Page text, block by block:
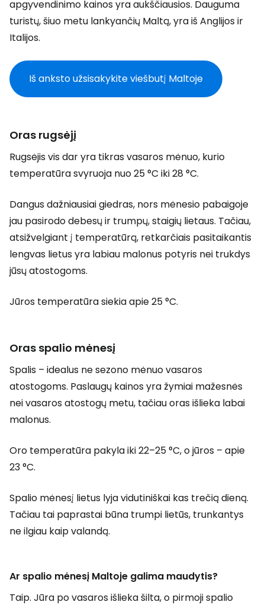
apgyvendinimo kainos yra aukščiausios. Dauguma
turistų, šiuo metu lankyančių Maltą, yra iš Anglijos ir
Italijos.
Iš anksto užsisakykite viešbutį Maltoje
Oras rugsėjį
Rugsėjis vis dar yra tikras vasaros mėnuo, kurio
temperatūra svyruoja nuo 25 °C iki 28 °C.
Dangus dažniausiai giedras, nors mėnesio pabaigoje
jau pasirodo debesų ir trumpų, staigių lietaus. Tačiau,
atsižvelgiant į temperatūrą, retkarčiais pasitaikantis
lengvas lietus yra labiau malonus potyris nei trukdys
jūsų atostogoms.
Jūros temperatūra siekia apie 25 °C.
Oras spalio mėnesį
Spalis – idealus ne sezono mėnuo vasaros
atostogoms. Paslaugų kainos yra žymiai mažesnės
nei vasaros atostogų metu, tačiau oras išlieka labai
malonus.
Oro temperatūra pakyla iki 22–25 °C, o jūros – apie
23 °C.
Spalio mėnesį lietus lyja vidutiniškai kas trečią dieną.
Tačiau tai paprastai būna trumpi lietūs, trunkantys
ne ilgiau kaip valandą.
Ar spalio mėnesį Maltoje galima maudytis?
Taip. Jūra po vasaros išlieka šilta, o pirmoji spalio